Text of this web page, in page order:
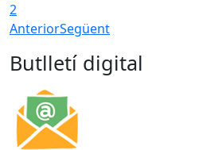
2
AnteriorSegüent
Butlletí digital